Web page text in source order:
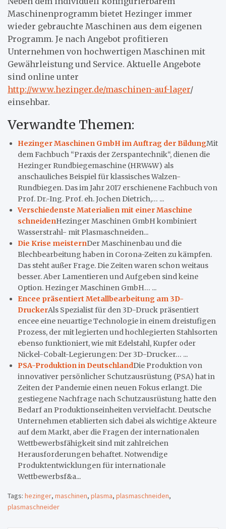
Maschinenprogramm bietet Hezinger immer
wieder gebrauchte Maschinen aus dem eigenen
Programm. Je nach Angebot profitieren
Unternehmen von hochwertigen Maschinen mit
Gewährleistung und Service. Aktuelle Angebote
sind online unter
http://www.hezinger.de/maschinen-auf-lager/
einsehbar.
Verwandte Themen:
Hezinger Maschinen GmbH im Auftrag der BildungMit
dem Fachbuch “Praxis der Zerspantechnik“, dienen die
Hezinger Rundbiegemaschine (HRW4W) als
anschauliches Beispiel für klassisches Walzen-
Rundbiegen. Das im Jahr 2017 erschienene Fachbuch von
Prof. Dr.-Ing. Prof. eh. Jochen Dietrich,… ...
Verschiedenste Materialien mit einer Maschine
schneidenHezinger Maschinen GmbH kombiniert
Wasserstrahl- mit Plasmaschneiden...
Die Krise meisternDer Maschinenbau und die
Blechbearbeitung haben in Corona-Zeiten zu kämpfen.
Das steht außer Frage. Die Zeiten waren schon weitaus
besser. Aber Lamentieren und Aufgeben sind keine
Option. Hezinger Maschinen GmbH… ...
Encee präsentiert Metallbearbeitung am 3D-
DruckerAls Spezialist für den 3D-Druck präsentiert
encee eine neuartige Technologie in einem dreistufigen
Prozess, der mit legierten und hochlegierten Stahlsorten
ebenso funktioniert, wie mit Edelstahl, Kupfer oder
Nickel-Cobalt-Legierungen: Der 3D-Drucker… ...
PSA-Produktion in DeutschlandDie Produktion von
innovativer persönlicher Schutzausrüstung (PSA) hat in
Zeiten der Pandemie einen neuen Fokus erlangt. Die
gestiegene Nachfrage nach Schutzausrüstung hatte den
Bedarf an Produktionseinheiten vervielfacht. Deutsche
Unternehmen etablierten sich dabei als wichtige Akteure
auf dem Markt, aber die Fragen der internationalen
Wettbewerbsfähigkeit sind mit zahlreichen
Herausforderungen behaftet. Notwendige
Produktentwicklungen für internationale
Wettbewerbsf&a...
Tags: hezinger, maschinen, plasma, plasmaschneiden,
plasmaschneider